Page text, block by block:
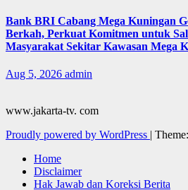
Bank BRI Cabang Mega Kuningan
Berkah, Perkuat Komitmen untuk
Masyarakat Sekitar Kawasan Mega
Aug 5, 2026 admin
www.jakarta-tv. com
Proudly powered by WordPress |
Home
Disclaimer
Hak Jawab dan Koreksi Berita